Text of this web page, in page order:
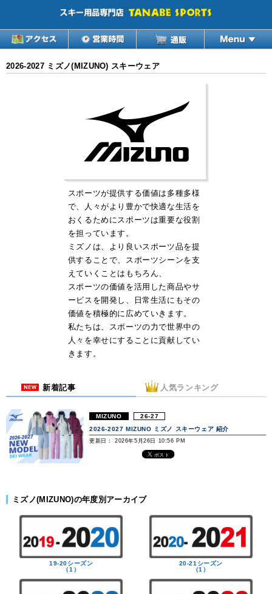
2026-2027 ミズノ(MIZUNO) スキーウェア
スポーツが提供する価値は多種多様
で、人々がより豊かで快適な生活を
おくるためにスポーツは重要な役割
を担っています。
ミズノは、より良いスポーツ品を提
供することで、スポーツシーンを支
えていくことはもちろん、
スポーツの価値を活用した商品やサ
ービスを開発し、日常生活にもその
価値を積極的に広めていきます。
私たちは、スポーツの力で世界中の
人々を幸せにすることに貢献してい
きます。
新着記事 人気ランキング
MIZUNO
26-27
2026-2027 MIZUNO ミズノ スキーウェア 紹介
更新日： 2026年5月26日 10:56 PM
ミズノ(MIZUNO)の年度別アーカイブ
19-20シーズン
（1）
20-21シーズン
（1）